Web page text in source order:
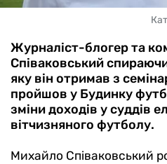
Журналіст-блогер та
Співаковський
яку він отримав з
пройшов у Будинку
зміни доходів у суддів
вітчизняного футболу.
Михайло Співаковський